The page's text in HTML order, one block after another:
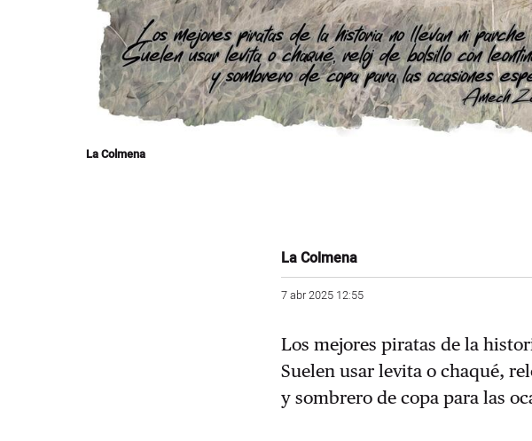
La Colmena
La Colmena
7 abr 2025 12:55
Los mejores piratas de la
Suelen usar levita o chaqué,
y sombrero de copa para las